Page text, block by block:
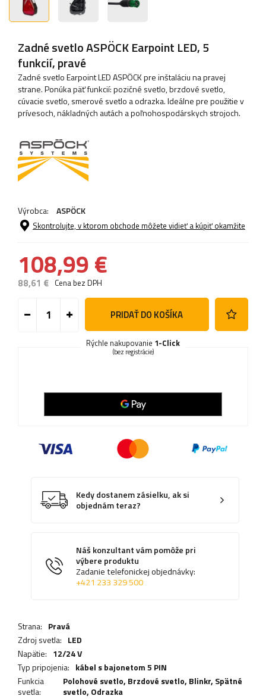
Zadné svetlo ASPÖCK Earpoint LED, 5
funkcií, pravé
Zadné svetlo Earpoint LED ASPÖCK pre inštaláciu na pravej
strane. Ponúka päť funkcií: pozičné svetlo, brzdové svetlo,
cúvacie svetlo, smerové svetlo a odrazka. Ideálne pre použitie v
prívesoch, nákladných autách a poľnohospodárskych strojoch.
Výrobca: ASPÖCK
Skontrolujte, v ktorom obchode môžete vidieť a kúpiť okamžite
108,99 €
88,61 € Cena bez DPH
PRIDAŤ DO KOŠÍKA
Rýchle nakupovanie 1-Click
(bez registrácie)
Kedy dostanem zásielku, ak si
objednám teraz?
Náš konzultant vám pomôže pri
výbere produktu
Zadanie telefonickej objednávky:
+421 233 329 500
Strana: Pravá
Zdroj svetla: LED
Napätie: 12/24 V
Typ pripojenia: kábel s bajonetom 5 PIN
Funkcia
svetla:
Polohové svetlo, Brzdové svetlo, Blinkr, Spätné
svetlo, Odrazka